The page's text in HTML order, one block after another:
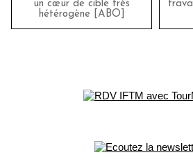
un cœur de cible très
hétérogène [ABO]